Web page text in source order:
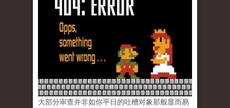
大部分审查并非如你平日的吐槽对象那般显而易